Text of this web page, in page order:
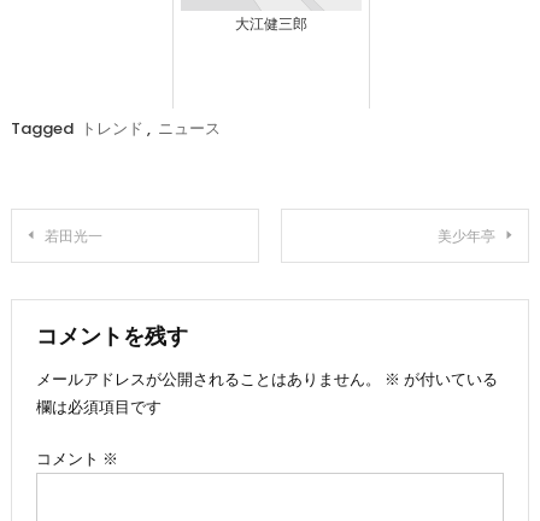
大江健三郎
Tagged トレンド , ニュース
投
稿
ナ
ビ
ゲ
若田光一 美少年亭
コメントを残す
メールアドレスが公開されることはありません。
※ が付いている
欄は必須項目です
コメント ※